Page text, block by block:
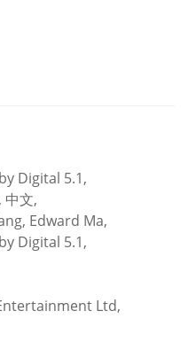
Digital 5.1,
中文,
Edward Ma,
Digital 5.1,
Ltd,